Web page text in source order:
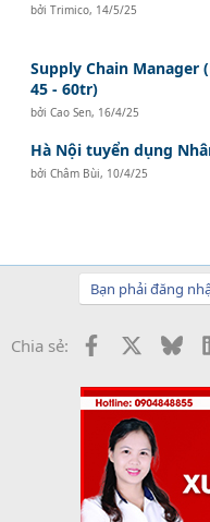
bởiTrimico, 14/5/25
Supply Chain Manager
45 - 60tr)
bởiCao Sen, 16/4/25
Hà Nội tuyển dụng
bởiChâm Bùi, 10/4/25
Bạn phải đăng
Chia sẻ: Facebook